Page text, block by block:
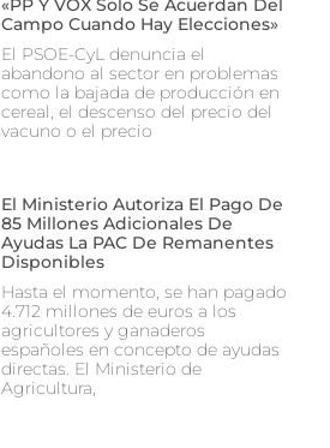
Campo Cuando Hay Elecciones»
El PSOE-CyL denuncia el
abandono al sector en problemas
como la bajada de producción en
cereal, el descenso del precio del
vacuno o el precio
El Ministerio Autoriza El Pago De
85 Millones Adicionales De
Ayudas La PAC De Remanentes
Disponibles
Hasta el momento, se han pagado
4.712 millones de euros a los
agricultores y ganaderos
españoles en concepto de ayudas
directas. El Ministerio de
Agricultura,